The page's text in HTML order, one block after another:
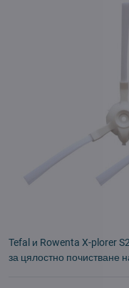
Tefal и Rowenta X-plorer
за цялостно почистване